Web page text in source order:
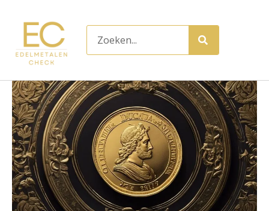
inhoud